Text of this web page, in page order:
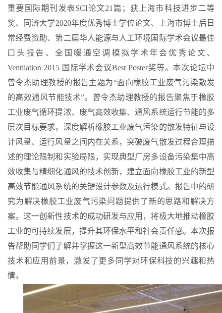
重要国际期刊发表SCI论文21 篇；获上海市科技进步二等
奖、同济大学2020年度优秀博士学位论文、上海市博士后日
常经费资助、第二届华人能源与人工环境国际学术会议最佳
口头报告、全国暖通空调模拟学术年会优秀论文、
Ventilation 2015 国际学术会议Best Poster奖等。本次论坛中
曾令杰助理教授的报告主题为“面向橡胶工业废气污染散发
的高效通风节能技术”。曾令杰助理教授的报告聚焦于橡胶
工业废气循环提浓、废气高效收集、通风系统运行节能的多
层次目标要求，深度解析橡胶工业废气污染的散发特征与设
计风量、运行风量之间内在关系，突破废气散发过程合理描
述的理论限制和实验局限，实现典型厂房多设备污染集中高
效收集与精细化通风的技术创新，建立面向橡胶工业的新型
高效节能通风系统的关键设计参数及运行模式。报告中的研
究为解决橡胶工业废气污染问题提供了新的思路和解决方
案。这一创新性技术的成功研发与应用，将极大地推动橡胶
工业的可持续发展，提升其环保水平和社会责任感。本次报
告帮助同学们了解并掌握这一新型高效节能通风系统的核心
技术和应用前景，激发了更多同学对环保科技的兴趣和热
情。